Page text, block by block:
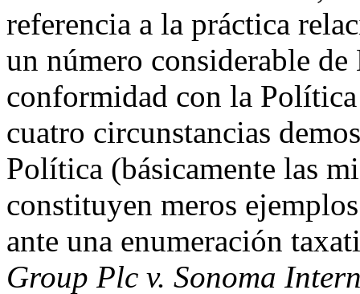
referencia a la práctica
un número considerable
conformidad con la
cuatro circunstancias
Política (básicamente las
constituyen meros
ante una enumeración
Group Plc v. Sonoma